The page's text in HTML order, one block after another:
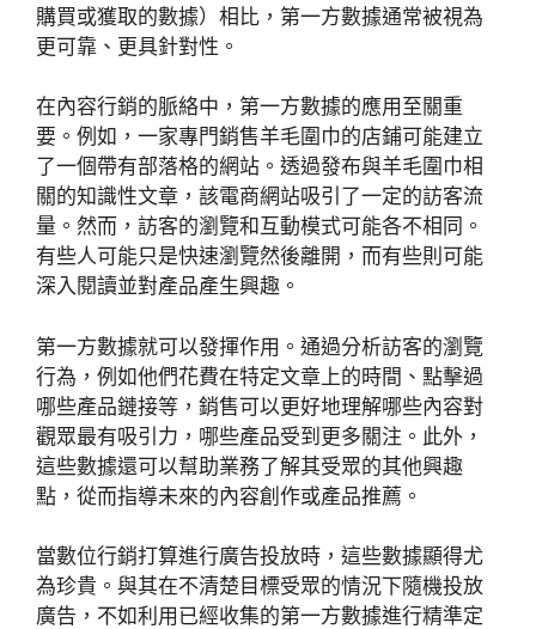
購買或獲取的數據）相比，第一方數據通常被視為
更可靠、更具針對性。
在內容行銷的脈絡中，第一方數據的應用至關重
要。例如，一家專門銷售羊毛圍巾的店鋪可能建立
了一個帶有部落格的網站。透過發布與羊毛圍巾相
關的知識性文章，該電商網站吸引了一定的訪客流
量。然而，訪客的瀏覽和互動模式可能各不相同。
有些人可能只是快速瀏覽然後離開，而有些則可能
深入閱讀並對產品產生興趣。
第一方數據就可以發揮作用。通過分析訪客的瀏覽
行為，例如他們花費在特定文章上的時間、點擊過
哪些產品鏈接等，銷售可以更好地理解哪些內容對
觀眾最有吸引力，哪些產品受到更多關注。此外，
這些數據還可以幫助業務了解其受眾的其他興趣
點，從而指導未來的內容創作或產品推薦。
當數位行銷打算進行廣告投放時，這些數據顯得尤
為珍貴。與其在不清楚目標受眾的情況下隨機投放
廣告，不如利用已經收集的第一方數據進行精準定